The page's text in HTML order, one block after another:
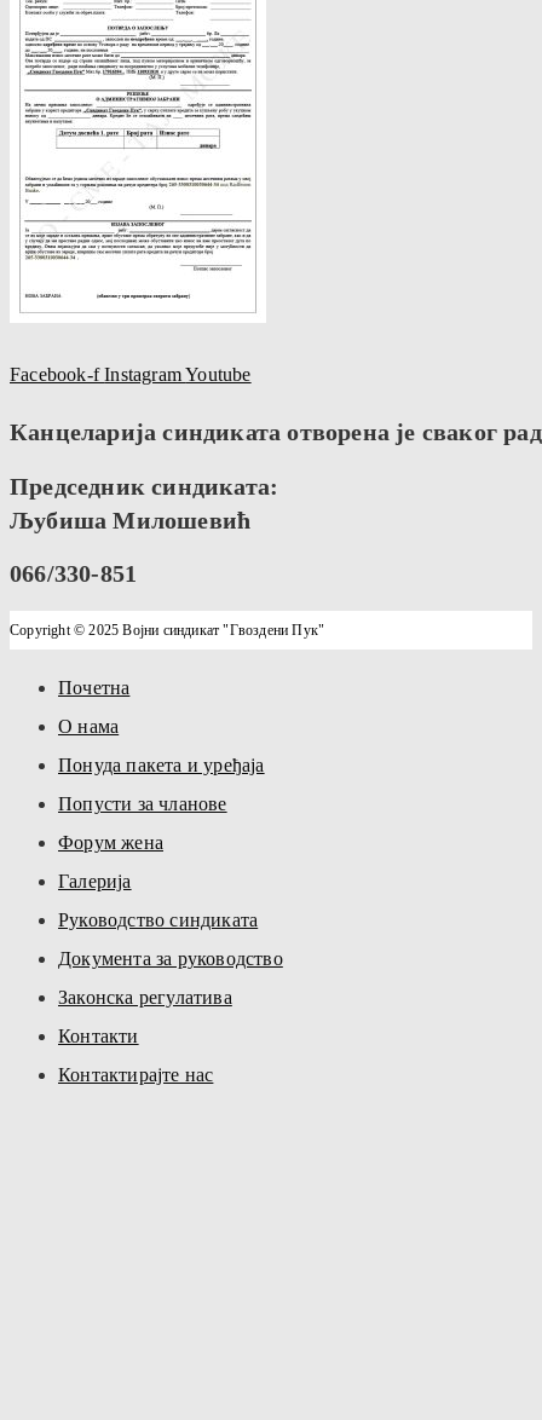
Facebook-f InstagramYoutube
Канцеларија синдиката отворена је сваког
Председник синдиката:
Љубиша Милошевић
066/330-851
Copyright © 2025 Војни синдикат "Гвоздени Пук"
Почетна
О нама
Понуда пакета и уређаја
Попусти за чланове
Форум жена
Галерија
Руководство синдиката
Документа за руководство
Законска регулатива
Контакти
Контактирајте нас